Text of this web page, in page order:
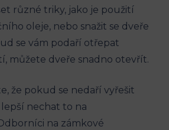
různé triky, jako je použití
oleje, nebo snažit se dveře
se vám podaří otřepat
můžete dveře snadno otevřít.
že pokud se nedaří vyřešit
nechat to na
na zámkové